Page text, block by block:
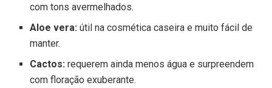
com tons avermelhados.
Aloe vera: útil na cosmética caseira e muito fácil de
manter.
Cactos: requerem ainda menos água e surpreendem
com floração exuberante.